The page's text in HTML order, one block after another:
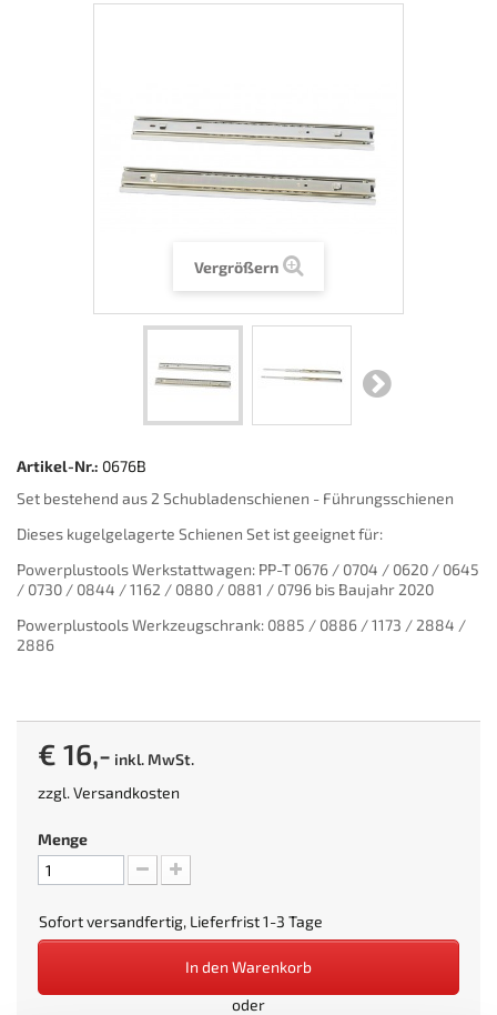
Vergrößern
Artikel-Nr.: 0676B
Set bestehend aus 2 Schubladenschienen - Führungsschienen
Dieses kugelgelagerte Schienen Set ist geeignet für:
Powerplustools Werkstattwagen: PP-T 0676 / 0704 / 0620 / 0645
/ 0730 / 0844 / 1162 / 0880 / 0881 / 0796 bis Baujahr 2020
Powerplustools Werkzeugschrank: 0885 / 0886 / 1173 / 2884 /
2886
€ 16,- inkl. MwSt.
zzgl.Versandkosten
Menge
Sofort versandfertig, Lieferfrist 1-3 Tage
In den Warenkorb
oder